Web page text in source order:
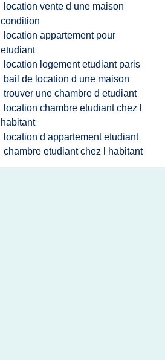
location vente d une maison
condition
location appartement pour
etudiant
location logement etudiant paris
bail de location d une maison
trouver une chambre d etudiant
location chambre etudiant chez l
habitant
location d appartement etudiant
chambre etudiant chez l habitant